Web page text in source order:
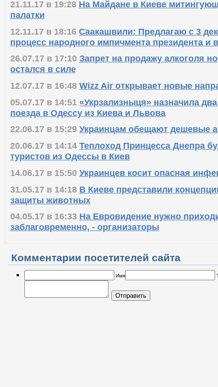
21.11.17 в 19:28 На Майдане в Киеве
палатки
12.11.17 в 18:16 Саакашвили: Предлагаю с 3
процесс народного импичмента президента и
26.07.17 в 17:10 Запрет на продажу алкоголя
остался в силе
12.07.17 в 16:48 Wizz Air открывает новые
05.07.17 в 14:51 «Укрзализныця» назначила
поезда в Одессу из Киева и Львова
22.06.17 в 15:29 Украинцам обещают дешевые
20.06.17 в 14:14 Теплоход Принцесса Днепра
туристов из Одессы в Киев
14.06.17 в 15:50 Украинцев косит опасная
31.05.17 в 14:18 В Киеве представили
защиты животных
04.05.17 в 16:33 На Евровидение нужно
заблаговременно, - организаторы
Комментарии посетителей сайта
Имя
Отправить